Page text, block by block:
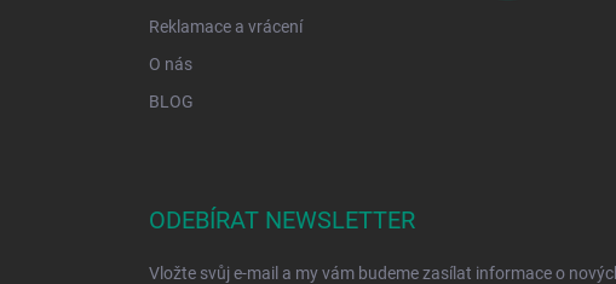
Reklamace a vrácení
O nás
BLOG
ODEBÍRAT NEWSLETTER
Vložte svůj e-mail a my vám budeme zasílat informace o